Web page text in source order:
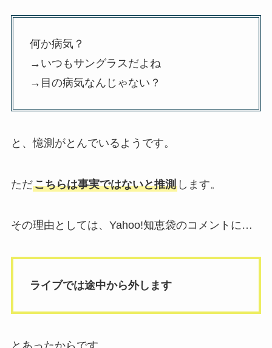
何か病気？
→いつもサングラスだよね
→目の病気なんじゃない？
と、憶測がとんでいるようです。
ただこちらは事実ではないと推測します。
その理由としては、Yahoo!知恵袋のコメントに…
ライブでは途中から外します
とあったからです。